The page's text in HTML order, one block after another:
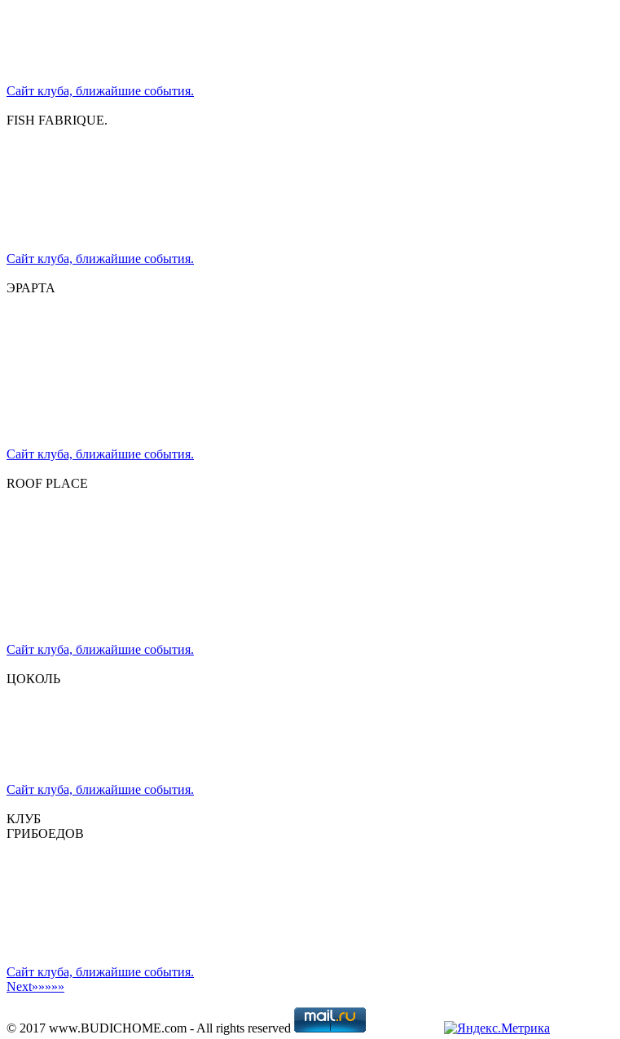
Сайт клуба, ближайшие события.
FISH FABRIQUE.
Сайт клуба, ближайшие события.
ЭРАРТА
Сайт клуба, ближайшие события.
ROOF PLACE
Сайт клуба, ближайшие события.
ЦОКОЛЬ
Сайт клуба, ближайшие события.
КЛУБ
ГРИБОЕДОВ
Сайт клуба, ближайшие события.
Next»»»»»
© 2017 www.BUDICHOME.com - All rights reserved